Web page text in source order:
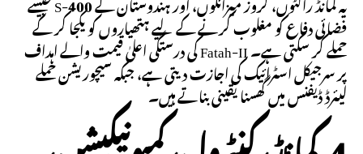
فضائی دفاع کو مغلوب کرنے کے لیے ہتھیاروں کو یکجا کر کے
حملے کر سکتی ہے۔ Fatah-II کی درستگی اعلیٰ قیمت والے اہداف
پر سرجیکل اسٹرائیک کی اجازت دیتی ہے، جبکہ سیچوریشن حملے
لیئرڈ ڈیفنس میں گھسنا یقینی بناتے ہیں۔